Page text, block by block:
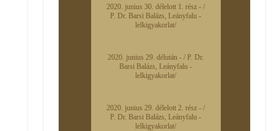
2020. junius 30. délelott 1. rész - /
P. Dr. Barsi Balázs, Leányfalu -
lelkigyakorlat/
2020. junius 29. délután - / P. Dr.
Barsi Balázs, Leányfalu -
lelkigyakorlat/
2020. junius 29. délelott 2. rész - /
P. Dr. Barsi Balázs, Leányfalu -
lelkigyakorlat/